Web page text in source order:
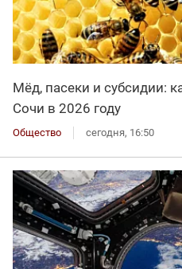
Мёд, пасеки и субсидии:
Сочи в 2026 году
Общество сегодня, 16:50